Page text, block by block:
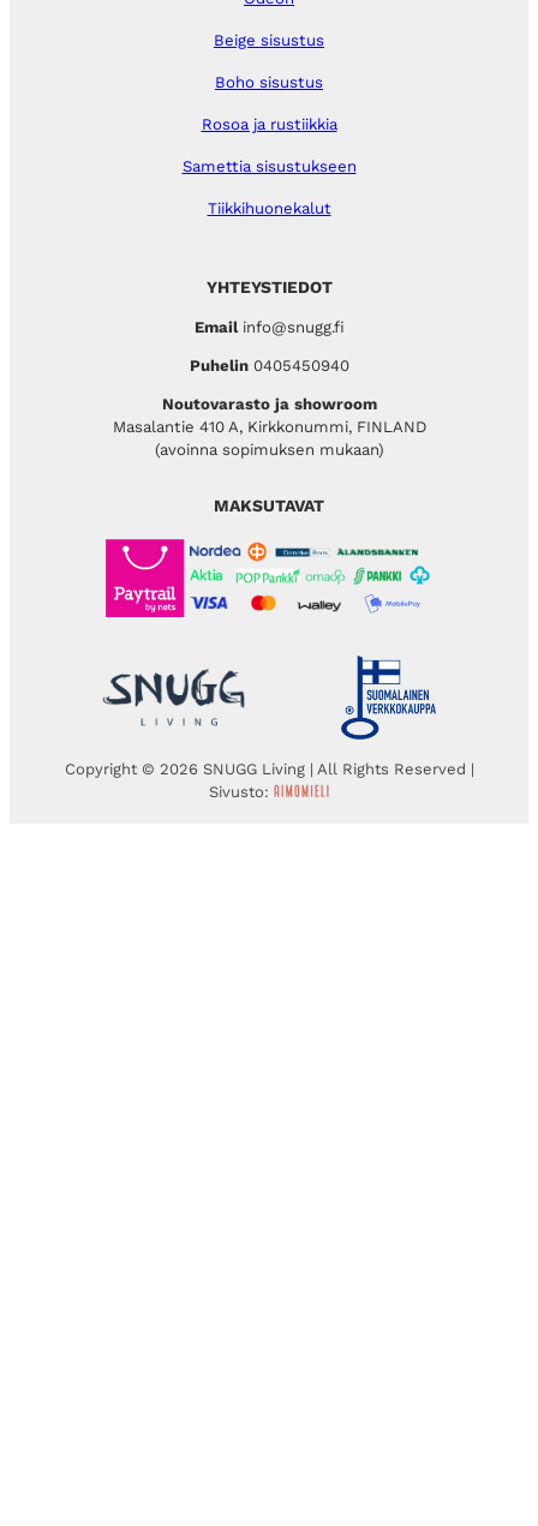
YHTEYSTIEDOT
Emailinfo@snugg.fi
Puhelin 0405450940
Noutovarasto ja showroom
Masalantie 410 A, Kirkkonummi, FINLAND
(avoinna sopimuksen mukaan)
Beige sisustus
Boho sisustus
Rosoa ja rustiikkia
Samettia sisustukseen
Tiikkihuonekalut
MAKSUTAVAT
Copyright © 2026 SNUGG Living | All Rights Reserved |
Sivusto: